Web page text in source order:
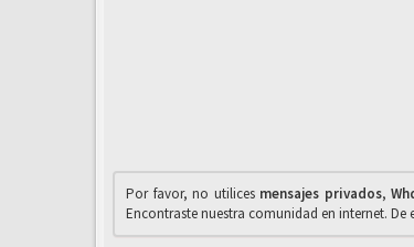
Por favor, no utilices mensajes privados,
Encontraste nuestra comunidad en internet.